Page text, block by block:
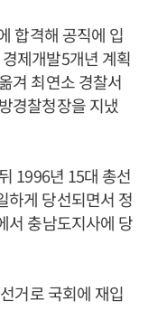
합격해 공직에 입
제개발5개년 계획
겨 최연소 경찰서
경찰청장을 지냈
1996년 15대 총선
하게 당선되면서 정
서 충남도지사에 당
거로 국회에 재입